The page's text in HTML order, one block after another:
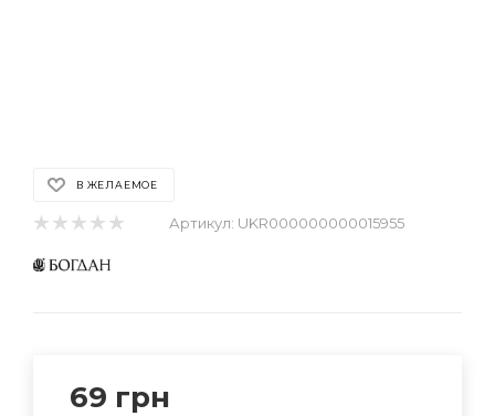
В ЖЕЛАЕМОЕ
Артикул: UKR000000000015955
69 грн